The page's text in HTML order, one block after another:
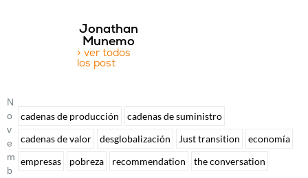
Jonathan
Munemo
> ver todos
los post
N
O
V
E
M
B
cadenas de producción
cadenas de suministro
cadenas de valor
desglobalización Just transition
economía
empresas
pobreza recommendation the conversation